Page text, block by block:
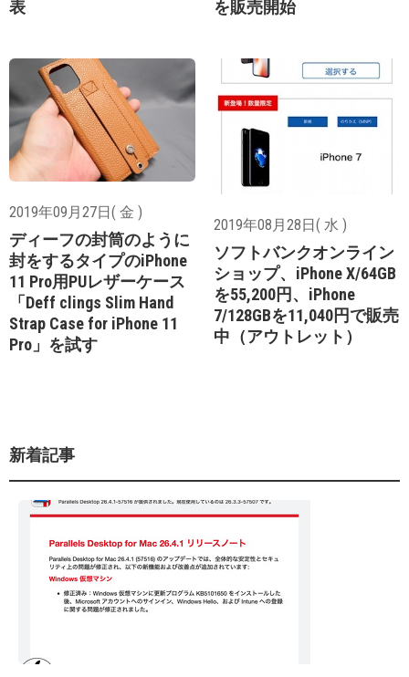
表 を販売開始
2019年09月27日( 金 )
ディーフの封筒のように
封をするタイプのiPhone
11 Pro用PUレザーケース
「Deff clings Slim Hand
Strap Case for iPhone 11
Pro」を試す
2019年08月28日( 水 )
ソフトバンクオンライン
ショップ、iPhone X/64GB
を55,200円、iPhone
7/128GBを11,040円で販売
中（アウトレット）
新着記事